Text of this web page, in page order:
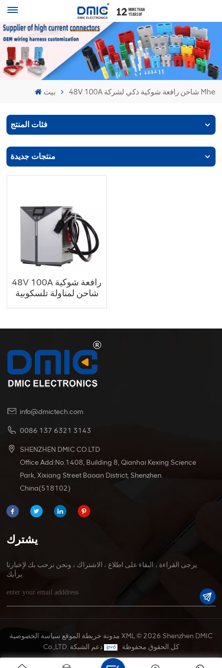
بيت 48V 100A شاحن رافعة شوكية ذكي لشركة Mhe
فئات المنتج
منتجات جديدة
48V 100A رافعة شوكية
شاحن لمناولة تلسكوبية
info@dmictech.com
0086 137 6321 3143
SHENZHEN DMIC CO.LTD
Office Add:No.1408, Building 8, Qianhai Kexing Science
Park, Xixiang Street Baoan District, Shenzhen
China(518102)
يشترك
يرجى القراءة ، البقاء على اطلاع ، الاشتراك ، ونحن نرحب بك لإخبارنا
برأيك.
مدونة خريطة الموقع سياسة الخصوصية XML© 2026 Shenzhen DMIC
Co.,LTD. كل الحقوق محفوظة .
دعم الشبكة